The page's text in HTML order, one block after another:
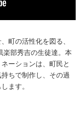
町の活性化を図る、
楽部秀吉の生徒達。本
ーションは、町民と
ちで制作し、その過
ます。